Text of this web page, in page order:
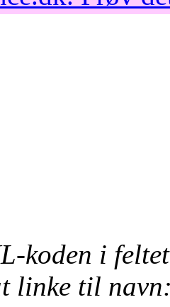
koden i
linke til